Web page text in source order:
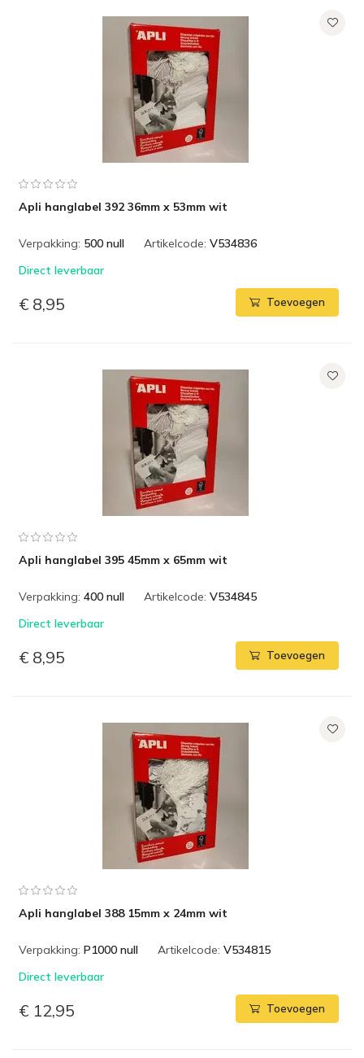
Apli hanglabel 392 36mm x 53mm wit
Verpakking: 500 null Artikelcode: V534836
Direct leverbaar
€ 8,95 Toevoegen
Apli hanglabel 395 45mm x 65mm wit
Verpakking: 400 null Artikelcode: V534845
Direct leverbaar
€ 8,95 Toevoegen
Apli hanglabel 388 15mm x 24mm wit
Verpakking: P1000 null Artikelcode: V534815
Direct leverbaar
€ 12,95 Toevoegen